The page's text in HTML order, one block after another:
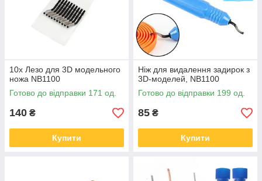
10x Лезо для 3D модельного
ножа NB1100
Готово до відправки 171 од.
140 ₴
Купити
Ніж для видалення задирок з
3D-моделей, NB1100
Готово до відправки 199 од.
85 ₴
Купити